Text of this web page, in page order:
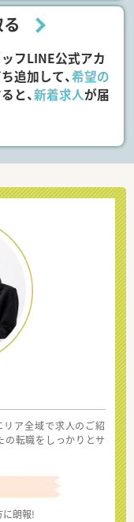
フLINE公式アカ
追加して、希望の
と、新着求人が届
リア全域で求人のご紹
の転職をしっかりとサ
に朗報!